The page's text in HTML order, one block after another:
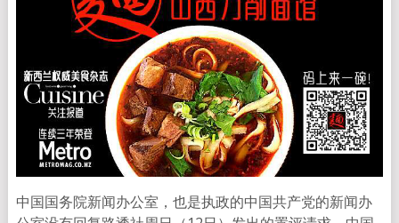
中国国务院新闻办公室，也是执政的中国共产党的新闻办